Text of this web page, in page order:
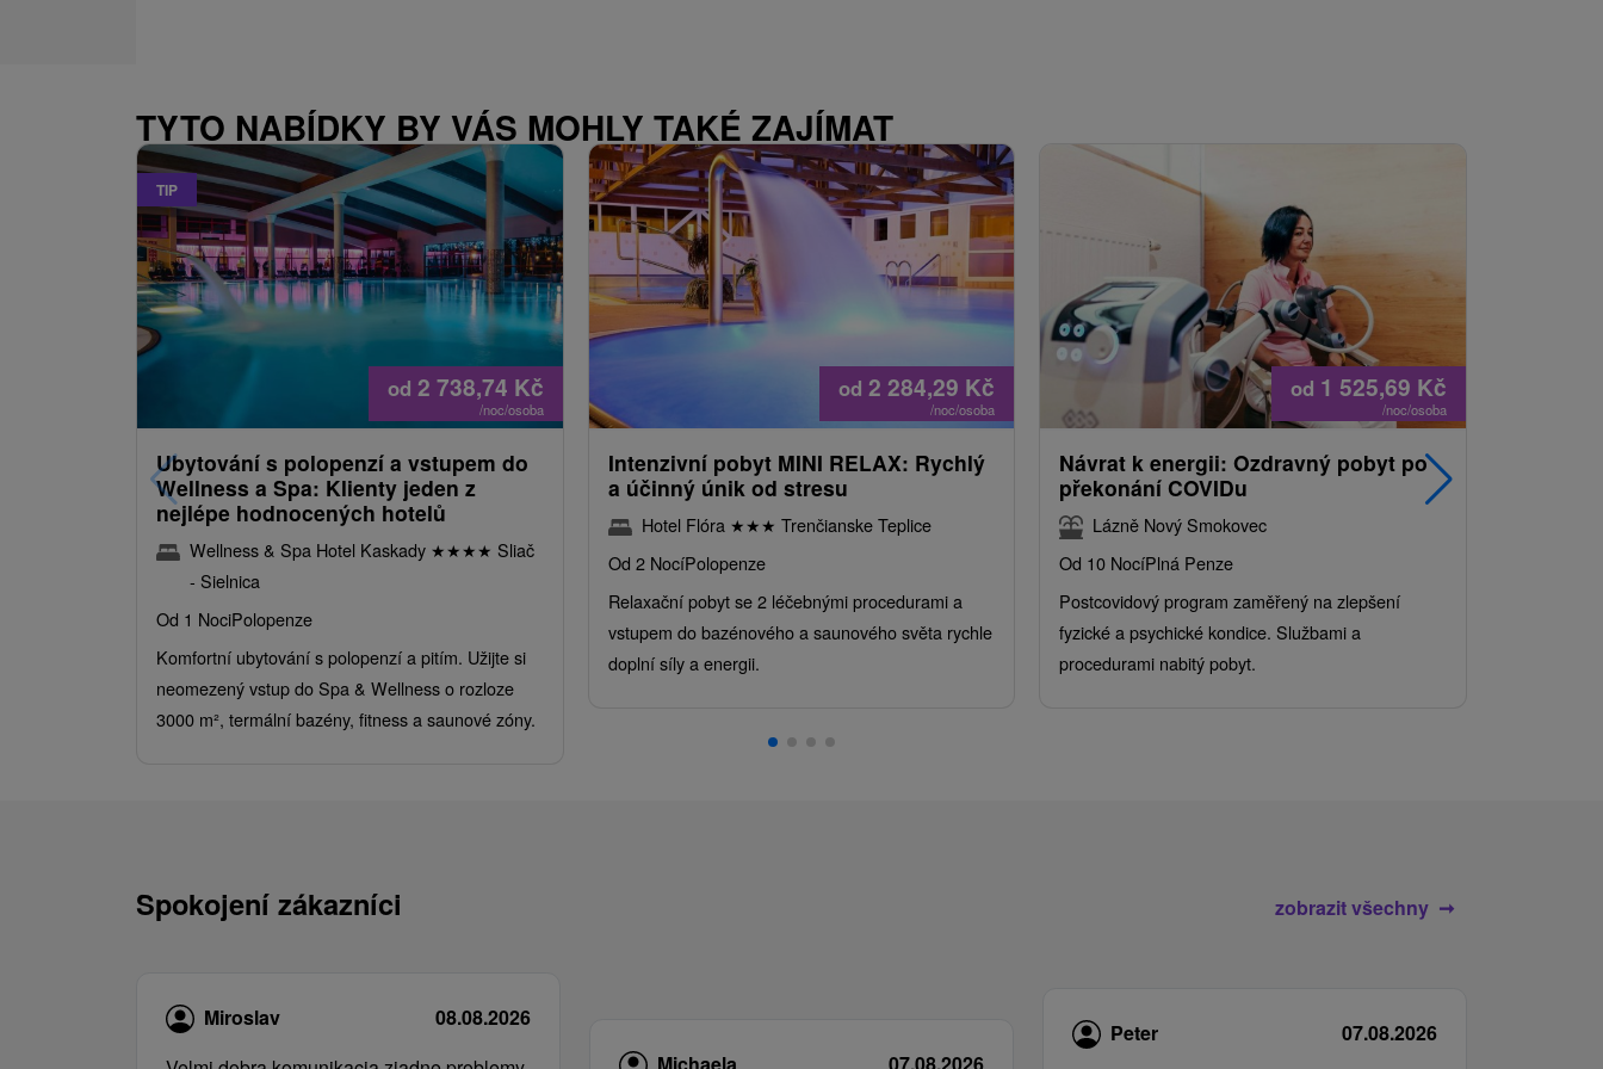
TYTO NABÍDKY BY VÁS MOHLY TAKÉ ZAJÍMAT
TIP
od 2 738,74 Kč
/noc/osoba
Ubytování s polopenzí a vstupem do
Wellness a Spa: Klienty jeden z
nejlépe hodnocených hotelů
Wellness & Spa Hotel Kaskady ★★★★ Sliač
- Sielnica
Od 1 NociPolopenze
Komfortní ubytování s polopenzí a pitím. Užijte si
neomezený vstup do Spa & Wellness o rozloze
3000 m², termální bazény, fitness a saunové zóny.
od 2 284,29 Kč
/noc/osoba
Intenzivní pobyt MINI RELAX: Rychlý
a účinný únik od stresu
Hotel Flóra ★★★ Trenčianske Teplice
Od 2 NocíPolopenze
Relaxační pobyt se 2 léčebnými procedurami a
vstupem do bazénového a saunového světa rychle
doplní síly a energii.
od 1 525,69 Kč
/noc/osoba
Návrat k energii: Ozdravný pobyt po
překonání COVIDu
Lázně Nový Smokovec
Od 10 NocíPlná Penze
Postcovidový program zaměřený na zlepšení
fyzické a psychické kondice. Službami a
procedurami nabitý pobyt.
Spokojení zákazníci zobrazit všechny
Miroslav
08.08.2026
Michaela 07.08.2026
Peter 07.08.2026